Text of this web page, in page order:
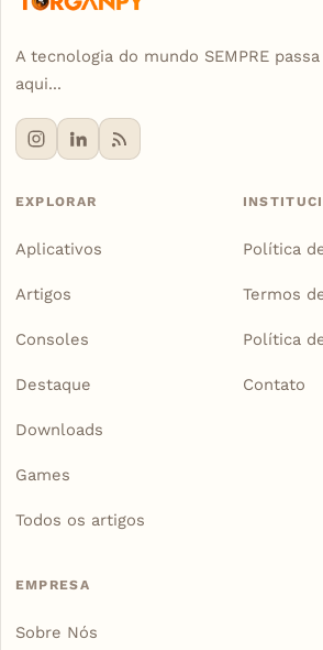
A tecnologia do mundo SEMPRE passa
aqui...
EXPLORAR
Aplicativos
Artigos
Consoles
Destaque
Downloads
Games
Todos os artigos
Política
Termos
Política
Contato
EMPRESA
Sobre Nós